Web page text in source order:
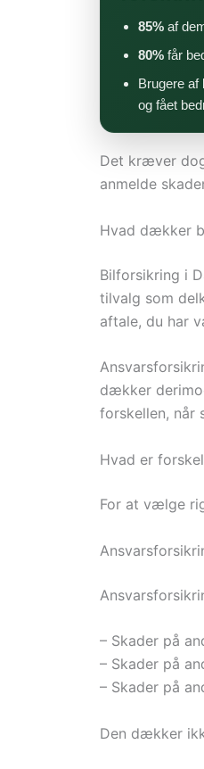
85% af
80% får
Brugere af
og fået
Det kræver
anmelde
Hvad dækker
Bilforsikring i
tilvalg som
aftale, du har
dækker
forskellen, når
Hvad er
For at vælge
– Skader på
– Skader på
– Skader på
Den dækker